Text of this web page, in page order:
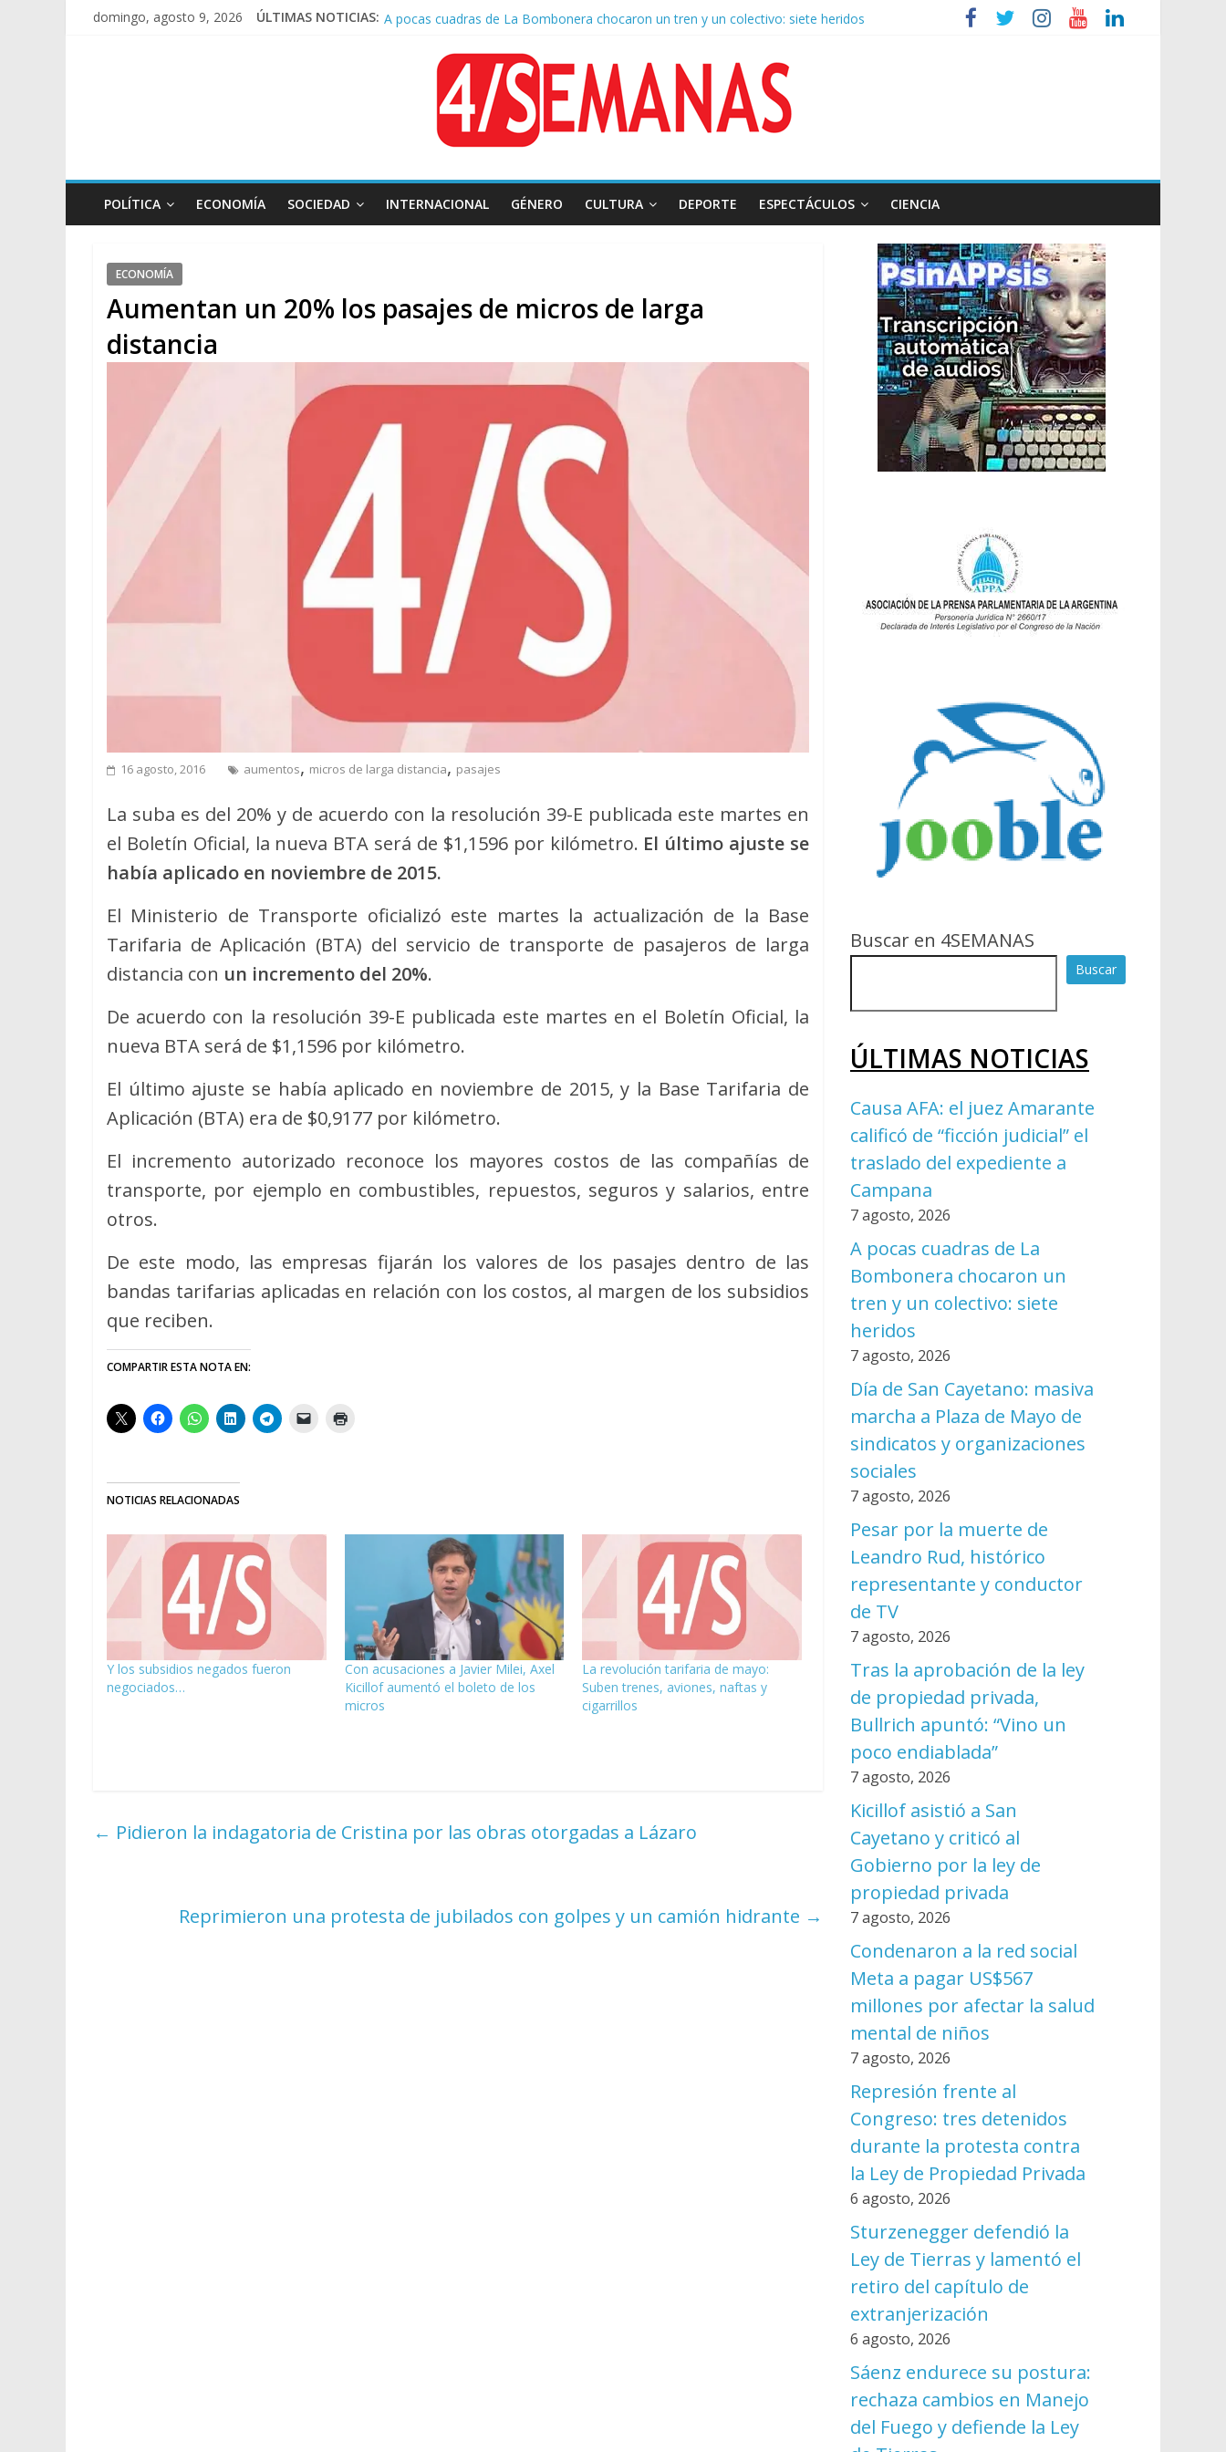
domingo, agosto 9, 2026 ÚLTIMAS NOTICIAS: A pocas cuadras de La Bombonera chocaron un tren y un colectivo: siete heridos
Pesar por la muerte de Leandro Rud, histórico representante y conductor de TV
Tras la aprobación de la ley de propiedad privada, Bullrich apuntó: “Vino un poco endiablada”
POLÍTICA ECONOMÍA SOCIEDAD INTERNACIONAL GÉNERO CULTURA DEPORTE ESPECTÁCULOS CIENCIA
ECONOMÍA
Aumentan un 20% los pasajes de micros de larga
distancia
16 agosto, 2016 aumentos, micros de larga distancia, pasajes
La suba es del 20% y de acuerdo con la resolución 39-E publicada este martes en
el Boletín Oficial, la nueva BTA será de $1,1596 por kilómetro. El último ajuste se
había aplicado en noviembre de 2015.
El Ministerio de Transporte oficializó este martes la actualización de la Base
Tarifaria de Aplicación (BTA) del servicio de transporte de pasajeros de larga
distancia con un incremento del 20%.
De acuerdo con la resolución 39-E publicada este martes en el Boletín Oficial, la
nueva BTA será de $1,1596 por kilómetro.
El último ajuste se había aplicado en noviembre de 2015, y la Base Tarifaria de
Aplicación (BTA) era de $0,9177 por kilómetro.
El incremento autorizado reconoce los mayores costos de las compañías de
transporte, por ejemplo en combustibles, repuestos, seguros y salarios, entre
otros.
De este modo, las empresas fijarán los valores de los pasajes dentro de las
bandas tarifarias aplicadas en relación con los costos, al margen de los subsidios
que reciben.
COMPARTIR ESTA NOTA EN:
NOTICIAS RELACIONADAS
Y los subsidios negados fueron
negociados…
Con acusaciones a Javier Milei, Axel
Kicillof aumentó el boleto de los
micros
La revolución tarifaria de mayo:
Suben trenes, aviones, naftas y
cigarrillos
← Pidieron la indagatoria de Cristina por las obras otorgadas a Lázaro
Reprimieron una protesta de jubilados con golpes y un camión hidrante →
Buscar en 4SEMANAS
Buscar
ÚLTIMAS NOTICIAS
Causa AFA: el juez Amarante
calificó de “ficción judicial” el
traslado del expediente a
Campana
7 agosto, 2026
A pocas cuadras de La
Bombonera chocaron un
tren y un colectivo: siete
heridos
7 agosto, 2026
Día de San Cayetano: masiva
marcha a Plaza de Mayo de
sindicatos y organizaciones
sociales
7 agosto, 2026
Pesar por la muerte de
Leandro Rud, histórico
representante y conductor
de TV
7 agosto, 2026
Tras la aprobación de la ley
de propiedad privada,
Bullrich apuntó: “Vino un
poco endiablada”
7 agosto, 2026
Kicillof asistió a San
Cayetano y criticó al
Gobierno por la ley de
propiedad privada
7 agosto, 2026
Condenaron a la red social
Meta a pagar US$567
millones por afectar la salud
mental de niños
7 agosto, 2026
Represión frente al
Congreso: tres detenidos
durante la protesta contra
la Ley de Propiedad Privada
6 agosto, 2026
Sturzenegger defendió la
Ley de Tierras y lamentó el
retiro del capítulo de
extranjerización
6 agosto, 2026
Sáenz endurece su postura:
rechaza cambios en Manejo
del Fuego y defiende la Ley